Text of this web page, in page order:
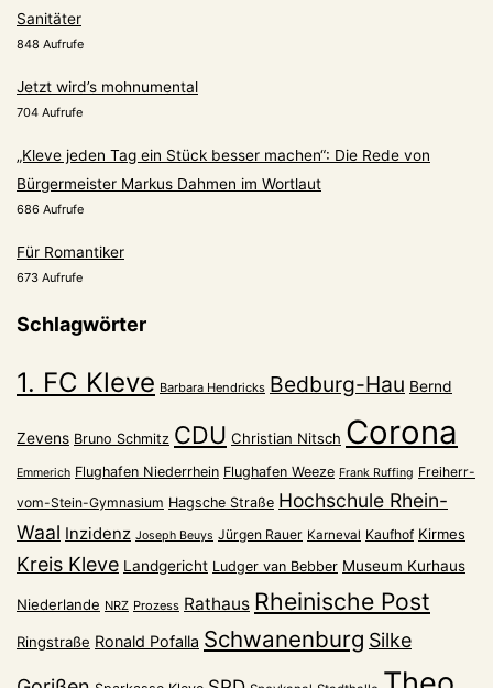
Sanitäter
848 Aufrufe
Jetzt wird’s mohnumental
704 Aufrufe
„Kleve jeden Tag ein Stück besser machen“: Die Rede von
Bürgermeister Markus Dahmen im Wortlaut
686 Aufrufe
Für Romantiker
673 Aufrufe
Schlagwörter
1. FC Kleve Barbara Hendricks Bedburg-Hau Bernd
Zevens Bruno Schmitz CDU Christian Nitsch Corona
Emmerich Flughafen Niederrhein Flughafen Weeze Frank Ruffing Freiherr-
vom-Stein-Gymnasium Hagsche Straße Hochschule Rhein-
Waal Inzidenz Joseph Beuys Jürgen Rauer Karneval Kaufhof Kirmes
Kreis Kleve Landgericht Ludger van Bebber Museum Kurhaus
Niederlande NRZ Prozess Rathaus Rheinische Post
Ringstraße Ronald Pofalla Schwanenburg Silke